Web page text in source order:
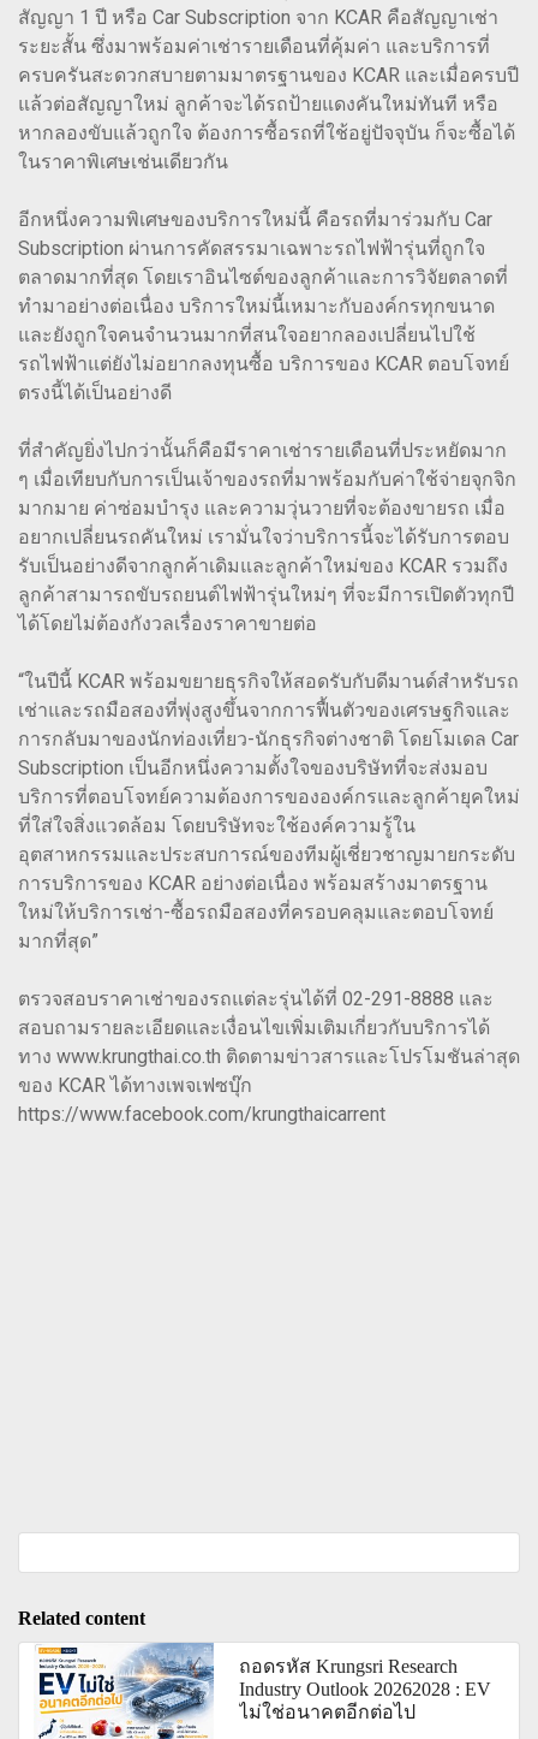
สัญญา 1 ปี หรือ Car Subscription จาก KCAR คือสัญญาเช่า
ระยะสั้น ซึ่งมาพร้อมค่าเช่ารายเดือนที่คุ้มค่า และบริการที่
ครบครันสะดวกสบายตามมาตรฐานของ KCAR และเมื่อครบปี
แล้วต่อสัญญาใหม่ ลูกค้าจะได้รถป้ายแดงคันใหม่ทันที หรือ
หากลองขับแล้วถูกใจ ต้องการซื้อรถที่ใช้อยู่ปัจจุบัน ก็จะซื้อได้
ในราคาพิเศษเช่นเดียวกัน
อีกหนึ่งความพิเศษของบริการใหม่นี้ คือรถที่มาร่วมกับ Car
Subscription ผ่านการคัดสรรมาเฉพาะรถไฟฟ้ารุ่นที่ถูกใจ
ตลาดมากที่สุด โดยเราอินไซต์ของลูกค้าและการวิจัยตลาดที่
ทำมาอย่างต่อเนื่อง บริการใหม่นี้เหมาะกับองค์กรทุกขนาด
และยังถูกใจคนจำนวนมากที่สนใจอยากลองเปลี่ยนไปใช้
รถไฟฟ้าแต่ยังไม่อยากลงทุนซื้อ บริการของ KCAR ตอบโจทย์
ตรงนี้ได้เป็นอย่างดี
ที่สำคัญยิ่งไปกว่านั้นก็คือมีราคาเช่ารายเดือนที่ประหยัดมาก
ๆ เมื่อเทียบกับการเป็นเจ้าของรถที่มาพร้อมกับค่าใช้จ่ายจุกจิก
มากมาย ค่าซ่อมบำรุง และความวุ่นวายที่จะต้องขายรถ เมื่อ
อยากเปลี่ยนรถคันใหม่ เรามั่นใจว่าบริการนี้จะได้รับการตอบ
รับเป็นอย่างดีจากลูกค้าเดิมและลูกค้าใหม่ของ KCAR รวมถึง
ลูกค้าสามารถขับรถยนต์ไฟฟ้ารุ่นใหม่ๆ ที่จะมีการเปิดตัวทุกปี
ได้โดยไม่ต้องกังวลเรื่องราคาขายต่อ
“ในปีนี้ KCAR พร้อมขยายธุรกิจให้สอดรับกับดีมานด์สำหรับรถ
เช่าและรถมือสองที่พุ่งสูงขึ้นจากการฟื้นตัวของเศรษฐกิจและ
การกลับมาของนักท่องเที่ยว-นักธุรกิจต่างชาติ โดยโมเดล Car
Subscription เป็นอีกหนึ่งความตั้งใจของบริษัทที่จะส่งมอบ
บริการที่ตอบโจทย์ความต้องการขององค์กรและลูกค้ายุคใหม่
ที่ใส่ใจสิ่งแวดล้อม โดยบริษัทจะใช้องค์ความรู้ใน
อุตสาหกรรมและประสบการณ์ของทีมผู้เชี่ยวชาญมายกระดับ
การบริการของ KCAR อย่างต่อเนื่อง พร้อมสร้างมาตรฐาน
ใหม่ให้บริการเช่า-ซื้อรถมือสองที่ครอบคลุมและตอบโจทย์
มากที่สุด”
ตรวจสอบราคาเช่าของรถแต่ละรุ่นได้ที่ 02-291-8888 และ
สอบถามรายละเอียดและเงื่อนไขเพิ่มเติมเกี่ยวกับบริการได้
ทาง www.krungthai.co.th ติดตามข่าวสารและโปรโมชันล่าสุด
ของ KCAR ได้ทางเพจเฟซบุ๊ก
https://www.facebook.com/krungthaicarrent
Related content
ถอดรหัส Krungsri Research
Industry Outlook 20262028 : EV
ไม่ใช่อนาคตอีกต่อไป